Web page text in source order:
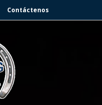
Contáctenos